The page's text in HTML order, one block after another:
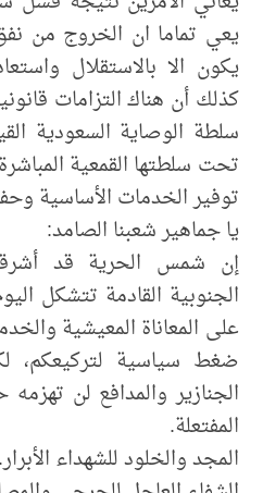
يعي تماما ان الخروج من
يكون الا بالاستقلال
كذلك أن هناك التزامات
سلطة الوصاية السعودية
تحت سلطتها القمعية
توفير الخدمات الأساسية
​يا جماهير شعبنا الصامد:
إن شمس الحرية قد
الجنوبية القادمة تتشكل
على المعاناة المعيشية
ضغط سياسية لتركيعكم،
الجنازير والمدافع لن
المفتعلة.
​المجد والخلود للشهداء